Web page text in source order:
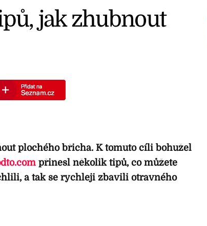
jak zhubnout
plochého břicha. K tomuto cíli bohužel
přinesl několik tipů, co můžete
a tak se rychleji zbavili otravného